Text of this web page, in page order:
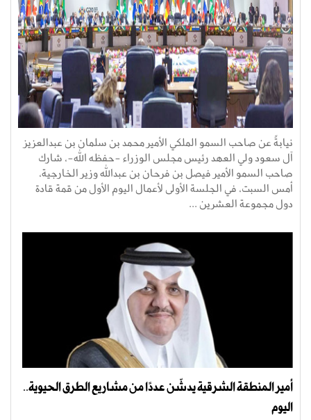
نيابةً عن صاحب السمو الملكي الأمير محمد بن سلمان بن عبدالعزيز
آل سعود ولي العهد رئيس مجلس الوزراء -حفظه الله-، شارك
صاحب السمو الأمير فيصل بن فرحان بن عبدالله وزير الخارجية،
أمس السبت، في الجلسة الأولى لأعمال اليوم الأول من قمة قادة
دول مجموعة العشرين ...
أمير المنطقة الشرقية يدشّن عددًا من مشاريع الطرق الحيوية..
اليوم